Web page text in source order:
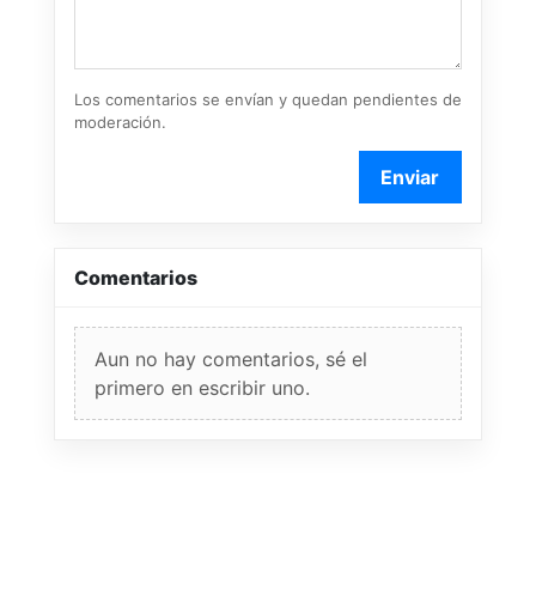
Los comentarios se envían y quedan pendientes de
moderación.
Enviar
Comentarios
Aun no hay comentarios, sé el
primero en escribir uno.